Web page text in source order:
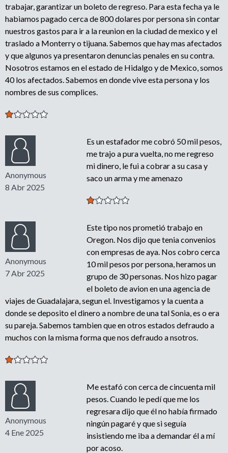
trabajar, garantizar un boleto de regreso. Para esta fecha ya le
habiamos pagado cerca de 800 dolares por persona sin contar
nuestros gastos para ir a la reunion en la ciudad de mexico y el
traslado a Monterry o tijuana. Sabemos que hay mas afectados
y que algunos ya presentaron denuncias penales en su contra.
Nosotros estamos en el estado de Hidalgo y de Mexico, somos
40 los afectados. Sabemos en donde vive esta persona y los
nombres de sus complices.
Anonymous
8 Abr 2025
Es un estafador me cobró 50 mil pesos,
me trajo a pura vuelta, no me regreso
mi dinero, le fui a cobrar a su casa y
saco un arma y me amenazo
Anonymous
7 Abr 2025
Este tipo nos prometió trabajo en
Oregon. Nos dijo que tenia convenios
con empresas de aya. Nos cobro cerca
10 mil pesos por persona, heramos un
grupo de 30 personas. Nos hizo pagar
el boleto de avion en una agencia de
viajes de Guadalajara, segun el. Investigamos y la cuenta a
donde se deposito el dinero a nombre de una tal Sonia, es o era
su pareja. Sabemos tambien que en otros estados defraudo a
muchos con la misma forma que nos defraudo a nsotros.
Anonymous
4 Ene 2025
Me estafó con cerca de cincuenta mil
pesos. Cuando le pedí que me los
regresara dijo que él no había firmado
ningún pagaré y que si seguía
insistiendo me iba a demandar él a mí
por acoso.